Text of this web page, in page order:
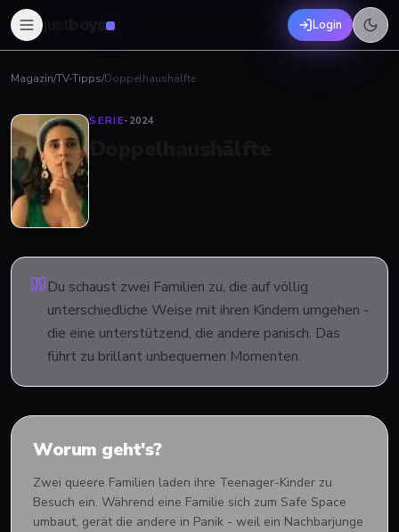
boys Login
Magazin/TV-Tipps/Doppelhaushälfte
SERIE· 2024
Du schaust zwei Familien zu, die auf völlig
unterschiedliche Weise mit ihren Kindern umgehen -
die eine unterstützend, die andere panisch. Das
führt zu brillant unbequemen Momenten.
Worum geht's?
Zwei queere Familien laden ihre Teenager-Kinder zu
Besuch ein. Während eine Familie sich zum Safe Space
umbaut, gerät die andere in Panik - weil ein Nachbarjunge